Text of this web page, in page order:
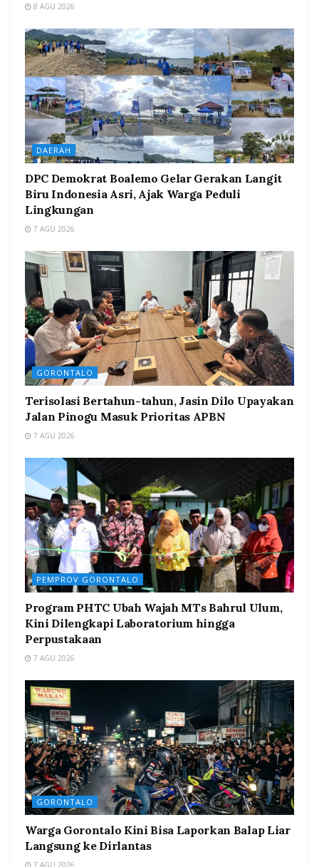
8 AGU 2026
DAERAH
DPC Demokrat Boalemo Gelar Gerakan Langit
Biru Indonesia Asri, Ajak Warga Peduli
Lingkungan
7 AGU 2026
GORONTALO
Terisolasi Bertahun-tahun, Jasin Dilo Upayakan
Jalan Pinogu Masuk Prioritas APBN
7 AGU 2026
PEMPROV GORONTALO
Program PHTC Ubah Wajah MTs Bahrul Ulum,
Kini Dilengkapi Laboratorium hingga
Perpustakaan
7 AGU 2026
GORONTALO
Warga Gorontalo Kini Bisa Laporkan Balap Liar
Langsung ke Dirlantas
7 AGU 2026